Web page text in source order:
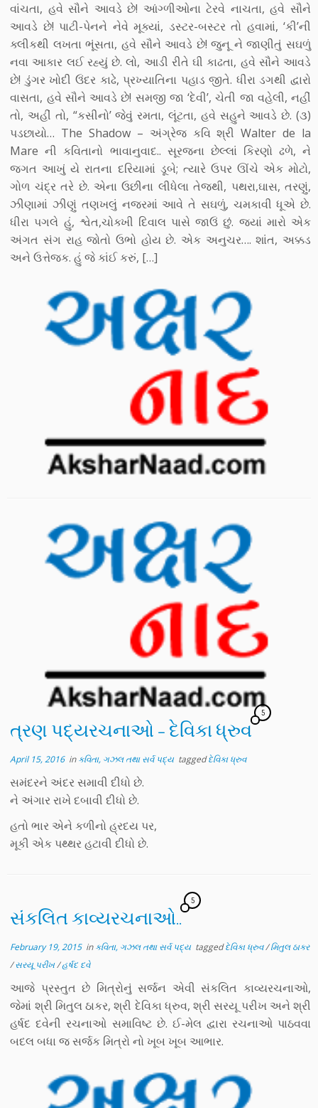
વાંચતા, હવે સૌને આવડે છે! આંગ્ળીઓના ટેરવે નાચતા, હવે સૌને
આવડે છે! પાટી-પેનને નેવે મૂક્યાં, ડસ્ટર-બસ્ટર તો હવામાં, ‘કી’ની
ક્લીકથી લખતા ભૂંસતા, હવે સૌને આવડે છે! જુનૂ ને જાણીતું સઘળું
નવા આકાર લઈ રહ્યું છે. લો, આડી રીતે ઘી કાઢતા, હવે સૌને આવડે
છે! ડુંગર ખોદી ઉંદર કાઢે, પ્રખ્યાતિના પહાડ જીતે. ધીરા ડગથી દ્વારો
વાસતા, હવે સૌને આવડે છે! સમજી જા ‘દેવી’, ચેતી જા વહેલી, નહીં
તો, અહીં તો, “કસીનો’ જેવું રમતા, લૂંટતા, હવે સહુને આવડે છે. (૩)
પડછાયો… The Shadow – અંગ્રેજ કવિ શ્રી Walter de la
Mare ની કવિતાનો ભાવાનુવાદ.. સૂરજના છેલ્લાં કિરણો ઢળે, ને
જગત આખું યે રાતના દરિયામાં ડૂબે; ત્યારે ઉપર ઊંચે એક મોટો,
ગોળ ચંદ્ર તરે છે. એના ઉછીના લીધેલા તેજથી, પથરા,ઘાસ, તરણું,
ઝીણામાં ઝીણું તણખલું નજરમાં આવે તે સઘળું, ચમકાવી ધૂએ છે.
ધીરા પગલે હું, શ્વેત,ચોક્ખી દિવાલ પાસે જાઉં છું. જ્યાં મારો એક
અંગત સંગ રાહ જોતો ઉભો હોય છે. એક અનુચર…. શાંત, અક્કડ
અને ઉત્તેજક. હું જે કાંઈ કરું, […]
ત્રણ પદ્યરચનાઓ – દેવિકા ધ્રુવ
5
April 15, 2016inકવિતા, ગઝલ તથા સર્વ પદ્ય taggedદેવિકા ધ્રુવ
સમંદરને અંદર સમાવી દીધો છે.
ને અંગાર રાખે દબાવી દીધો છે.
હતો ભાર એને કળીનો હ્રદય પર,
મૂકી એક પથ્થર હટાવી દીધો છે.
સંકલિત કાવ્યરચનાઓ..
5
February 19, 2015inકવિતા, ગઝલ તથા સર્વ પદ્ય taggedદેવિકા ધ્રુવ/મિતુલ ઠાકર
/સરયૂ પરીખ/હર્ષદ દવે
આજે પ્રસ્તુત છે મિત્રોનું સર્જન એવી સંકલિત કાવ્યરચનાઓ,
જેમાં શ્રી મિતુલ ઠાકર, શ્રી દેવિકા ધ્રુવ, શ્રી સરયૂ પરીખ અને શ્રી
હર્ષદ દવેની રચનાઓ સમાવિષ્ટ છે. ઈ-મેલ દ્વારા રચનાઓ પાઠવવા
બદલ બધા જ સર્જક મિત્રો નો ખૂબ ખૂબ આભાર.